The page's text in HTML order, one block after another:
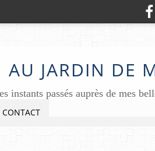
AU JARDIN DE
instants passés auprès de mes
CONTACT